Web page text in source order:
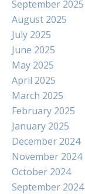
September 2025
August 2025
July 2025
June 2025
May 2025
April 2025
March 2025
February 2025
January 2025
December 2024
November 2024
October 2024
September 2024